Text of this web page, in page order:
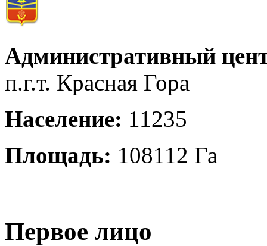
Административный
п.г.т. Красная Гора
Население: 11235
Площадь: 108112 Га
Первое лицо